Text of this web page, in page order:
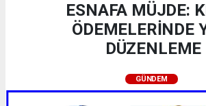
ESNAFA MÜJDE:
ÖDEMELERİNDE
DÜZENLEME
GÜNDEM